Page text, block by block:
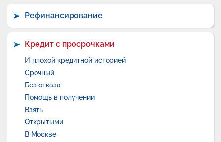
Рефинансирование
Кредит с просрочками
И плохой кредитной историей
Срочный
Без отказа
Помощь в получении
Взять
Открытыми
В Москве